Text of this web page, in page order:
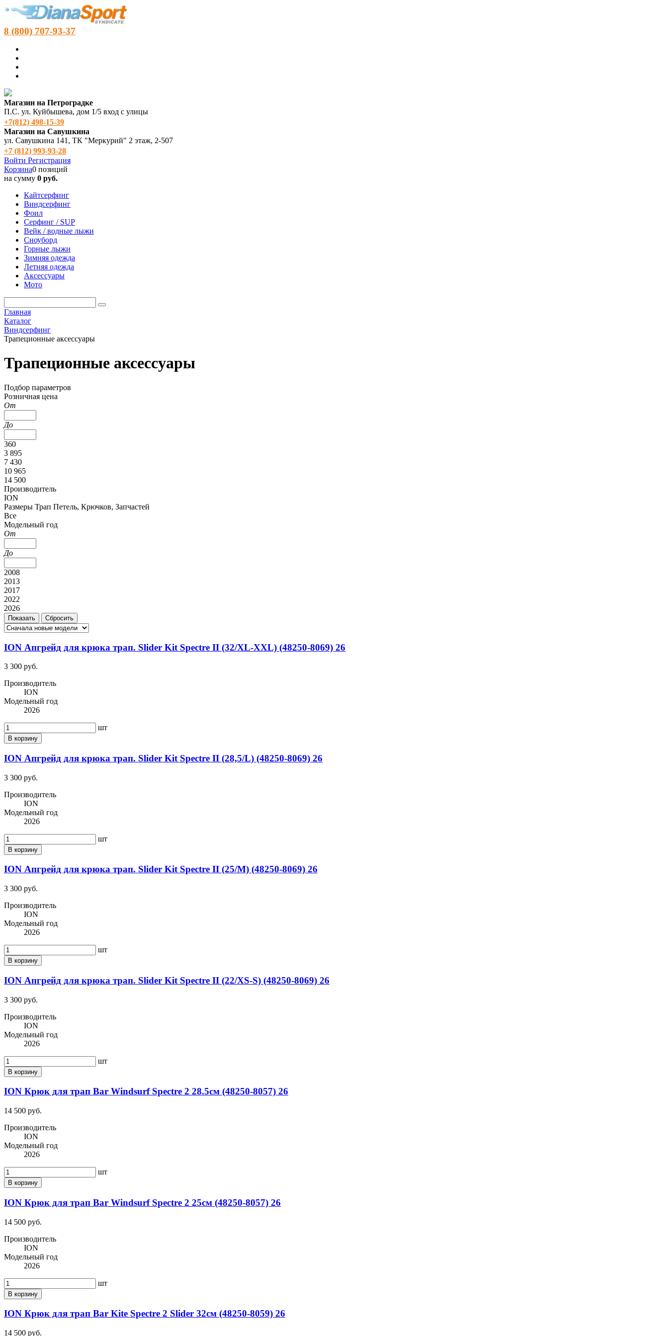
8 (800) 707-93-37
Магазин на Петроградке
П.С. ул. Куйбышева, дом 1/5 вход с улицы
+7(812) 498‑15-39
Магазин на Савушкина
ул. Савушкина 141, ТК "Меркурий" 2 этаж, 2-507
+7 (812) 993-93-28
Войти Регистрация
Корзина0 позиций
на сумму 0 руб.
Кайтсерфинг
Виндсерфинг
Фоил
Серфинг / SUP
Вейк / водные лыжи
Сноуборд
Горные лыжи
Зимняя одежда
Летняя одежда
Аксессуары
Мото
Главная
Каталог
Виндсерфинг
Трапеционные аксессуары
Трапеционные аксессуары
Подбор параметров
Розничная цена
От
До
360
3 895
7 430
10 965
14 500
Производитель
ION
Размеры Трап Петель, Крючков, Запчастей
Все
Модельный год
От
До
2008
2013
2017
2022
2026
ION Апгрейд для крюка трап. Slider Kit Spectre II (32/XL-XXL) (48250-8069) 26
3 300 руб.
Производитель
ION
Модельный год
2026
шт
В корзину
ION Апгрейд для крюка трап. Slider Kit Spectre II (28,5/L) (48250-8069) 26
3 300 руб.
Производитель
ION
Модельный год
2026
шт
В корзину
ION Апгрейд для крюка трап. Slider Kit Spectre II (25/M) (48250-8069) 26
3 300 руб.
Производитель
ION
Модельный год
2026
шт
В корзину
ION Апгрейд для крюка трап. Slider Kit Spectre II (22/XS-S) (48250-8069) 26
3 300 руб.
Производитель
ION
Модельный год
2026
шт
В корзину
ION Крюк для трап Bar Windsurf Spectre 2 28.5см (48250-8057) 26
14 500 руб.
Производитель
ION
Модельный год
2026
шт
В корзину
ION Крюк для трап Bar Windsurf Spectre 2 25см (48250-8057) 26
14 500 руб.
Производитель
ION
Модельный год
2026
шт
В корзину
ION Крюк для трап Bar Kite Spectre 2 Slider 32см (48250-8059) 26
14 500 руб.